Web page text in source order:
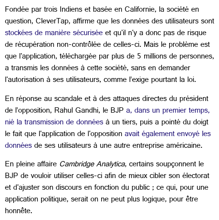
Fondée par trois Indiens et basée en Californie, la société en
question, CleverTap, affirme que les données des utilisateurs sont
stockées de manière sécuriséeet qu'il n'y a donc pas de risque
de récupération non-contrôlée de celles-ci. Mais le problème est
que l'application, téléchargée par plus de 5 millions de personnes,
a transmis les données à cette société, sans en demander
l'autorisation à ses utilisateurs, comme l’exige pourtant la loi.
En réponse au scandale et à des attaques directes du président
de l’opposition, Rahul Gandhi, le BJPa, dans un premier temps,
nié la transmission de donnéesà un tiers, puis a pointé du doigt
le fait que l'application de l'oppositionavait également envoyé les
donnéesde ses utilisateurs à une autre entreprise américaine.
En pleine affaireCambridge Analytica, certains soupçonnent le
BJP de vouloir utiliser celles-ci afin de mieux cibler son électorat
et d'ajuster son discours en fonction du public ; ce qui, pour une
application politique, serait on ne peut plus logique, pour être
honnête.